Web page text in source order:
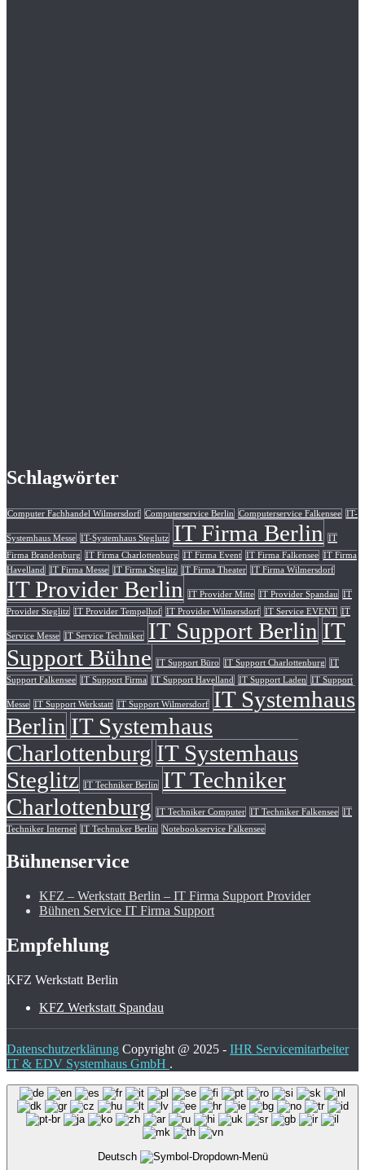
Schlagwörter
Computer Fachhandel Wilmersdorf Computerservice Berlin Computerservice Falkensee IT-
Systemhaus Messe IT-Systemhaus Steglutz IT Firma Berlin
IT
Firma Brandenburg
IT Firma Charlottenburg IT Firma Event IT Firma Falkensee IT Firma
Havelland
IT Firma Messe IT Firma Steglitz IT Firma Theater IT Firma Wilmersdorf
IT Provider Berlin IT Provider Mitte IT Provider Spandau
IT
Provider Steglitz IT Provider Tempelhof IT Provider Wilmersdorf IT Service EVENT IT
Service Messe IT Service Techniker IT Support Berlin IT
Support Bühne
IT Support Büro IT Support Charlottenburg
IT
Support Falkensee IT Support Firma IT Support Havelland IT Support Laden IT Support
Messe IT Support Werkstatt IT Support Wilmersdorf
IT Systemhaus
Berlin IT Systemhaus
Charlottenburg IT Systemhaus
Steglitz
IT Techniker Berlin
IT Techniker
Charlottenburg
IT Techniker Computer IT Techniker Falkensee IT
Techniker Internet IT Technuker Berlin Notebookservice Falkensee
Bühnenservice
KFZ – Werkstatt Berlin – IT Firma Support Provider
Bühnen Service IT Firma Support
Empfehlung
KFZ Werkstatt Berlin
KFZ Werkstatt Spandau
Datenschutzerklärung Copyright @ 2025 - IHR Servicemitarbeiter
IT & EDV Systemhaus GmbH .
Deutsch